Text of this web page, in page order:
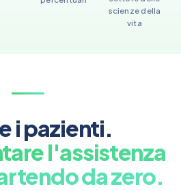
scienze della
vita
i pazienti.
l'assistenza
da zero.